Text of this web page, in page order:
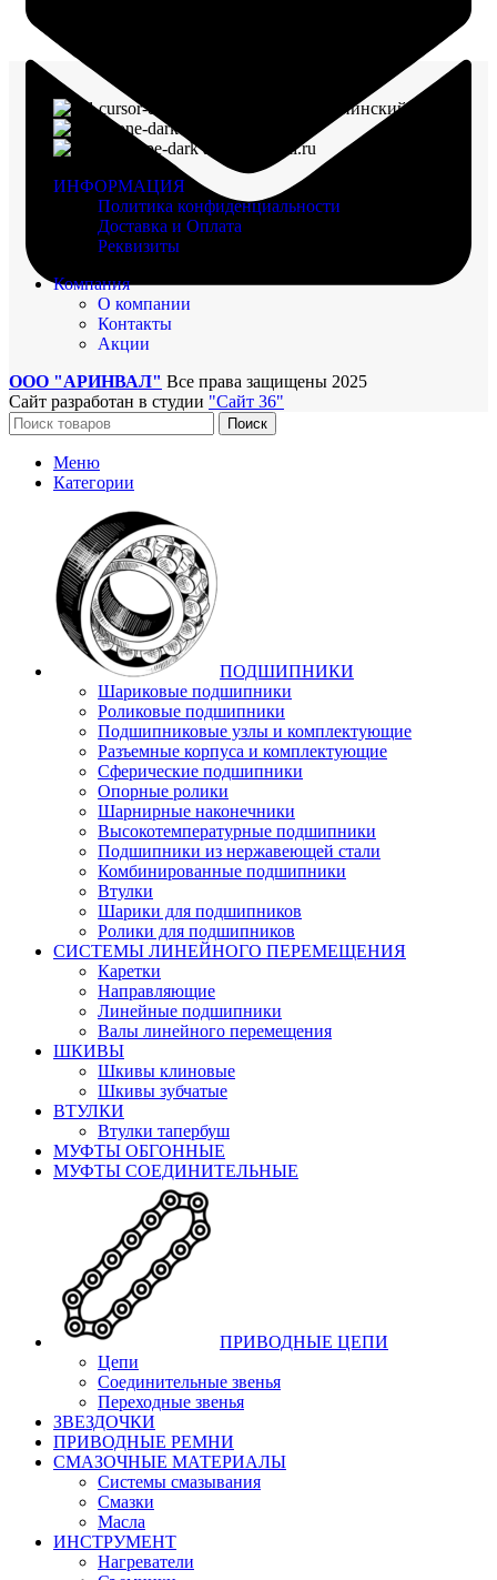
г. Воронеж, пр-кт Ленинский, д. 221
arinval@mail.ru
ИНФОРМАЦИЯ
Политика конфиденциальности
Доставка и Оплата
Реквизиты
Компания
О компании
Контакты
Акции
ООО "АРИНВАЛ" Все права защищены 2025
Сайт разработан в студии "Сайт 36"
Поиск
Меню
Категории
ПОДШИПНИКИ
Шариковые подшипники
Роликовые подшипники
Подшипниковые узлы и комплектующие
Разъемные корпуса и комплектующие
Сферические подшипники
Опорные ролики
Шарнирные наконечники
Высокотемпературные подшипники
Подшипники из нержавеющей стали
Комбинированные подшипники
Втулки
Шарики для подшипников
Ролики для подшипников
СИСТЕМЫ ЛИНЕЙНОГО ПЕРЕМЕЩЕНИЯ
Каретки
Направляющие
Линейные подшипники
Валы линейного перемещения
ШКИВЫ
Шкивы клиновые
Шкивы зубчатые
ВТУЛКИ
Втулки тапербуш
МУФТЫ ОБГОННЫЕ
МУФТЫ СОЕДИНИТЕЛЬНЫЕ
ПРИВОДНЫЕ ЦЕПИ
Цепи
Соединительные звенья
Переходные звенья
ЗВЕЗДОЧКИ
ПРИВОДНЫЕ РЕМНИ
СМАЗОЧНЫЕ МАТЕРИАЛЫ
Системы смазывания
Смазки
Масла
ИНСТРУМЕНТ
Нагреватели